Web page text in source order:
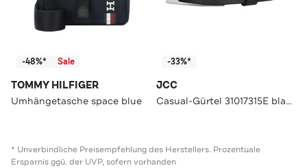
-48%* Sale
TOMMY HILFIGER
Umhängetasche space blue
-33%*
JCC
Casual-Gürtel 31017315E black
* Unverbindliche Preisempfehlung des Herstellers. Prozentuale
Ersparnis ggü. der UVP, sofern vorhanden